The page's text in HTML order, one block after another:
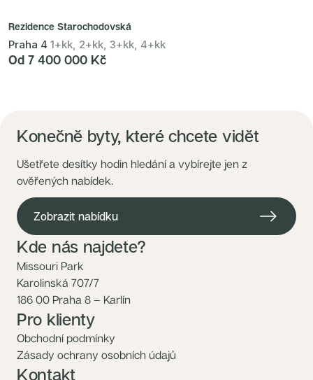
Rezidence Starochodovská
Praha 4 1+kk, 2+kk, 3+kk, 4+kk
Od 7 400 000 Kč
Konečně byty, které chcete vidět
Ušetřete desítky hodin hledání a vybírejte jen z
ověřených nabídek.
Zobrazit nabídku
Kde nás najdete?
Missouri Park
Karolinská 707/7
186 00 Praha 8 – Karlín
Pro klienty
Obchodní podmínky
Zásady ochrany osobních údajů
Kontakt